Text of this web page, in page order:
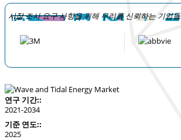
시장 조사 요구 사항을 위해 우리를 신뢰하는 기업들
연구 기간::
2021-2034
기준 연도::
2025